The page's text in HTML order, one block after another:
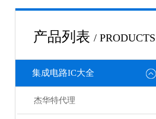
产品列表 / PRODUCTS
集成电路IC大全
杰华特代理